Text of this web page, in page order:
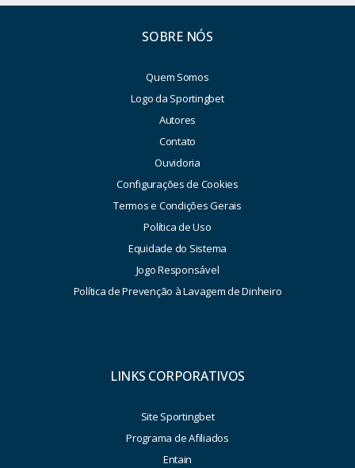
SOBRE NÓS
Quem Somos
Logo da Sportingbet
Autores
Contato
Ouvidoria
Configurações de Cookies
Termos e Condições Gerais
Política de Uso
Equidade do Sistema
Jogo Responsável
Política de Prevenção à Lavagem de Dinheiro
LINKS CORPORATIVOS
Site Sportingbet
Programa de Afiliados
Entain